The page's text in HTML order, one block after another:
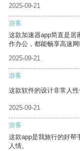
2025-09-21
游客
这款加速器app简直是居
作办公，都能畅享高速
2025-09-21
游客
这款软件的设计非常人性
2025-09-21
游客
这款app是我旅行的好帮
人情。